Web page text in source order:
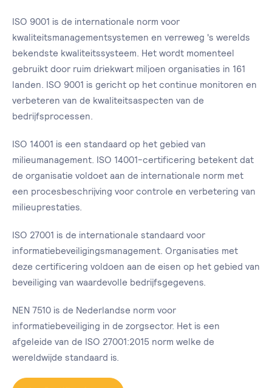
ISO 9001 is de internationale norm voor
kwaliteitsmanagementsystemen en verreweg 's werelds
bekendste kwaliteitssysteem. Het wordt momenteel
gebruikt door ruim driekwart miljoen organisaties in 161
landen. ISO 9001 is gericht op het continue monitoren en
verbeteren van de kwaliteitsaspecten van de
bedrijfsprocessen.
ISO 14001 is een standaard op het gebied van
milieumanagement. ISO 14001-certificering betekent dat
de organisatie voldoet aan de internationale norm met
een procesbeschrijving voor controle en verbetering van
milieuprestaties.
ISO 27001 is de internationale standaard voor
informatiebeveiligingsmanagement. Organisaties met
deze certificering voldoen aan de eisen op het gebied van
beveiliging van waardevolle bedrijfsgegevens.
NEN 7510 is de Nederlandse norm voor
informatiebeveiliging in de zorgsector. Het is een
afgeleide van de ISO 27001:2015 norm welke de
wereldwijde standaard is.